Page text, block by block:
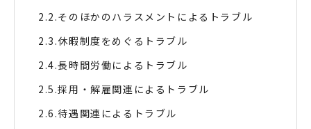
そのほかのハラスメントによるトラブル
休暇制度をめぐるトラブル
長時間労働によるトラブル
採用・解雇関連によるトラブル
待遇関連によるトラブル